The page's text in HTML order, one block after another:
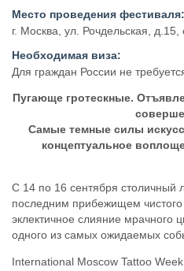
Место проведения фестиваля:
г. Москва, ул. Рочдельская,
Необходимая виза:
Для граждан России не
Пугающе гротескные.
Самые темные силы
концептуальное
С 14 по 16 сентября столичный
последним прибежищем чистого
эклектичное слияние мрачного
одного из самых ожидаемых
International Moscow Tattoo